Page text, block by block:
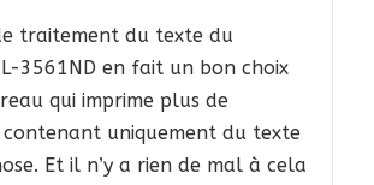
traitement du texte du
3561ND en fait un bon choix
qui imprime plus de
contenant uniquement du texte
Et il n’y a rien de mal à cela